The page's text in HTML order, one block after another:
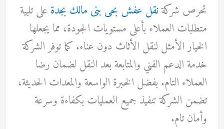
تحرص شركةنقل عفش بحى بنى مالك بجدة على تلبية
متطلبات العملاء بأعلى مستويات الجودة، مما يجعلها
الخيار الأمثل لنقل الأثاث دون عناء. كما توفر الشركة
خدمة الدعم الفني والمتابعة بعد النقل لضمان رضا
العملاء التام. بفضل الخبرة الواسعة والمعدات الحديثة،
تضمن الشركة تنفيذ جميع العمليات بكفاءة وسرعة
وأمان تام.